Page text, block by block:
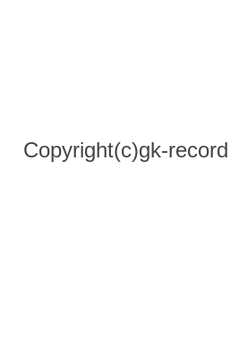
Copyright(c)gk-